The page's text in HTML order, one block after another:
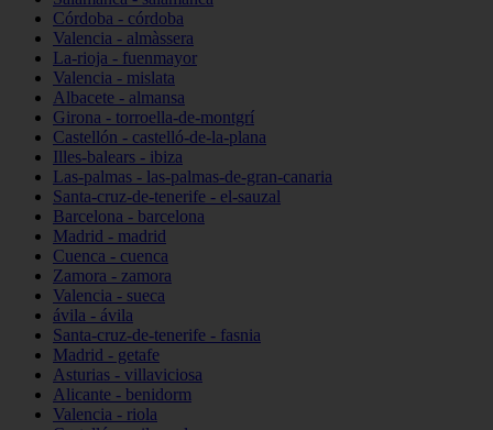
Córdoba - córdoba
Valencia - almàssera
La-rioja - fuenmayor
Valencia - mislata
Albacete - almansa
Girona - torroella-de-montgrí
Castellón - castelló-de-la-plana
Illes-balears - ibiza
Las-palmas - las-palmas-de-gran-canaria
Santa-cruz-de-tenerife - el-sauzal
Barcelona - barcelona
Madrid - madrid
Cuenca - cuenca
Zamora - zamora
Valencia - sueca
ávila - ávila
Santa-cruz-de-tenerife - fasnia
Madrid - getafe
Asturias - villaviciosa
Alicante - benidorm
Valencia - riola